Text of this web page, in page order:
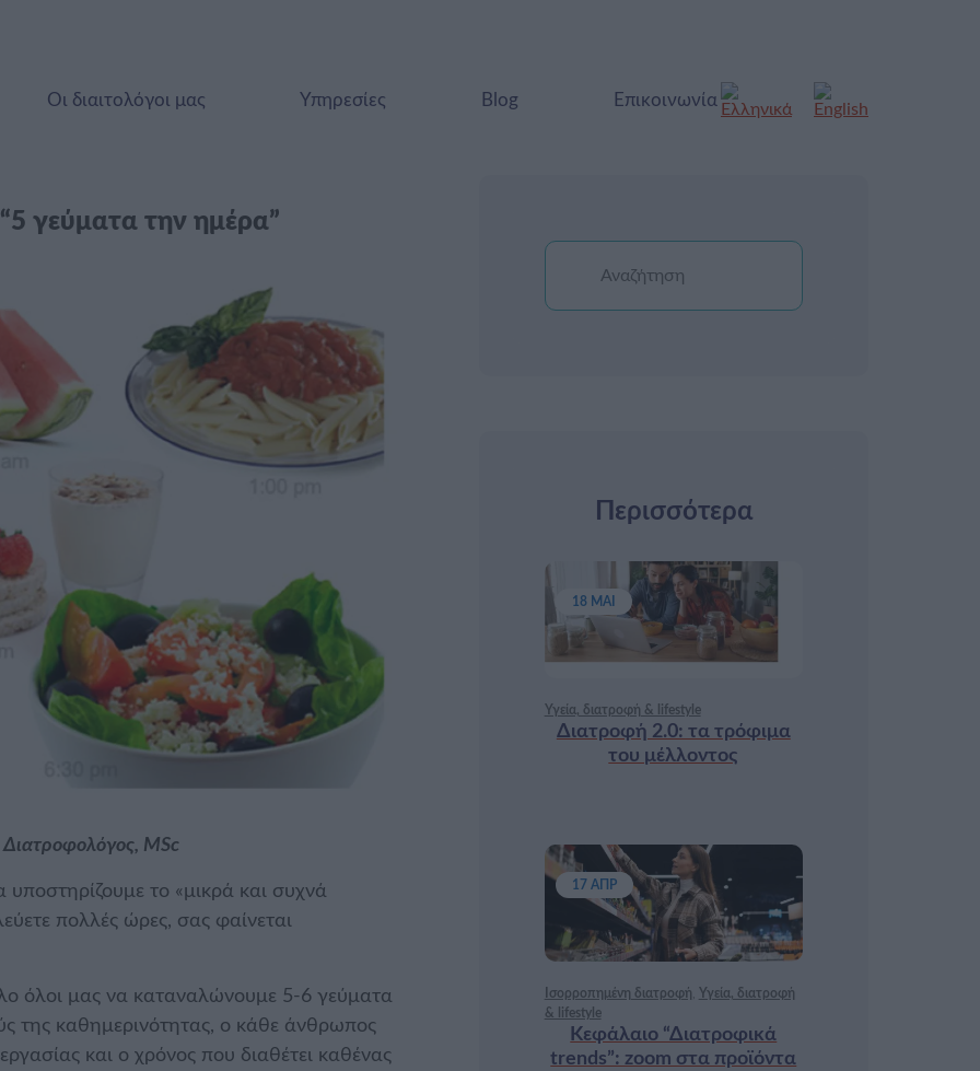
Οι διαιτολόγοι μας Υπηρεσίες Blog Επικοινωνία
γεύματα την ημέρα”
MSc
υποστηρίζουμε το «μικρά και συχνά
πολλές ώρες, σας φαίνεται
όλοι μας να καταναλώνουμε 5-6 γεύματα
της καθημερινότητας, ο κάθε άνθρωπος
και ο χρόνος που διαθέτει καθένας
Περισσότερα
Υγεία, διατροφή & lifestyle
Διατροφή 2.0: τα τρόφιμα
του μέλλοντος
18 ΜΑΙ
Ισορροπημένη διατροφή
Υγεία, διατροφή
& lifestyle
Κεφάλαιο “Διατροφικά
trends”: zoοm στα προϊόντα
17 ΑΠΡ